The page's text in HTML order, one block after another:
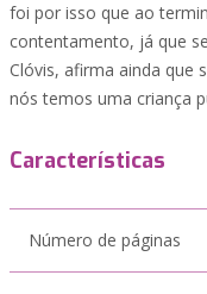
foi por isso que ao
contentamento, já que
Clóvis, afirma ainda que
nós temos uma criança
Características
Número de páginas